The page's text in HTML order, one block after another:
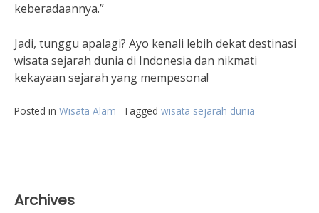
keberadaannya.”
Jadi, tunggu apalagi? Ayo kenali lebih dekat destinasi
wisata sejarah dunia di Indonesia dan nikmati
kekayaan sejarah yang mempesona!
Posted in Wisata Alam Tagged wisata sejarah dunia
Archives